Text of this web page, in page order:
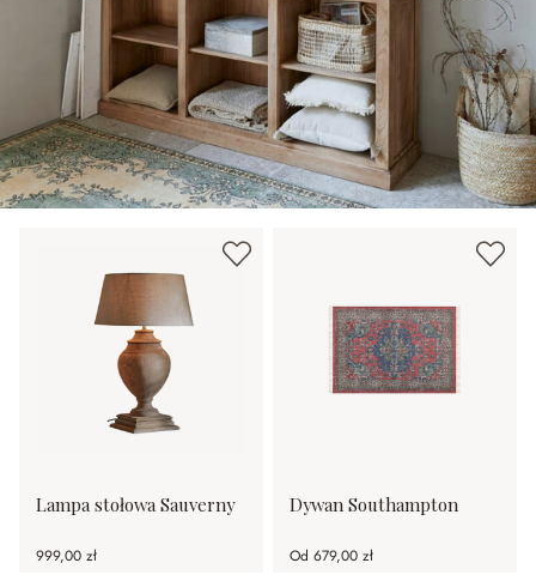
Lampa stołowa Sauverny
999,00 zł
Dywan Southampton
Od 679,00 zł